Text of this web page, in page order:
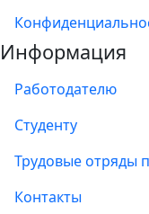
Информация
Работодателю
Студенту
Трудовые отряды
Контакты